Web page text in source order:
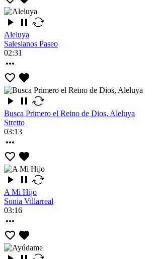
Aleluya
Salesianos Paseo
02:31
Busca Primero el Reino de Dios, Aleluya
Stretto
03:13
A Mi Hijo
Sonia Villarreal
03:16